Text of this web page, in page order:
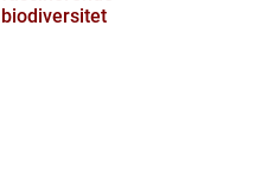
biodiversitet